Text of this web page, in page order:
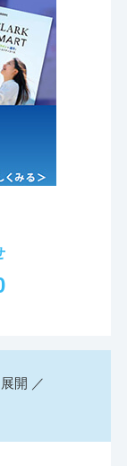
開 ／